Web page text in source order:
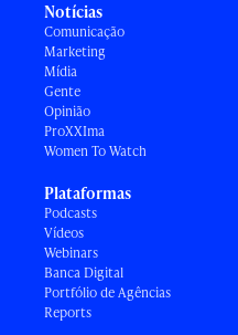
Notícias
Comunicação
Marketing
Mídia
Gente
Opinião
ProXXIma
Women To Watch
Plataformas
Podcasts
Vídeos
Webinars
Banca Digital
Portfólio de Agências
Reports